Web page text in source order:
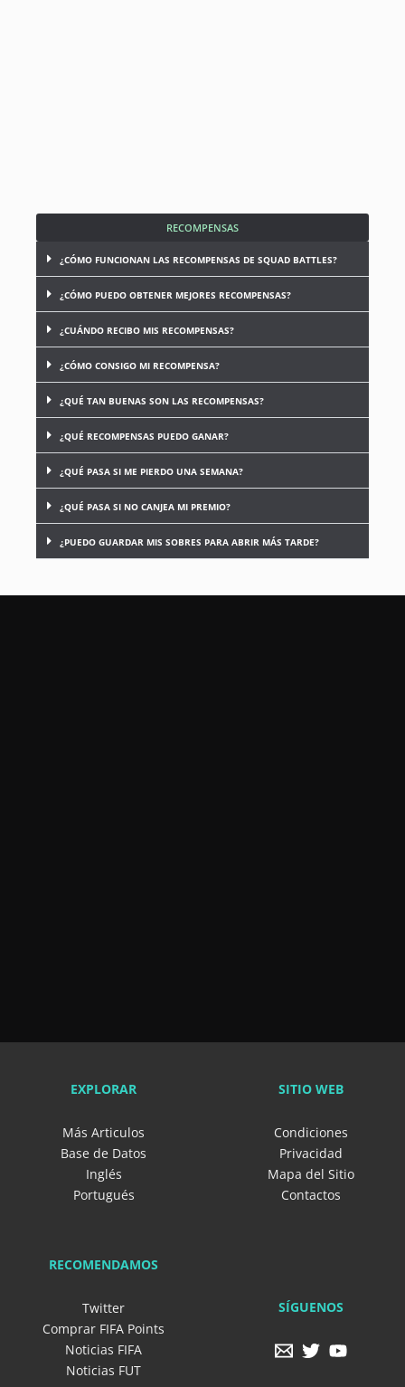
RECOMPENSAS
¿CÓMO FUNCIONAN LAS RECOMPENSAS DE SQUAD BATTLES?
¿CÓMO PUEDO OBTENER MEJORES RECOMPENSAS?
¿CUÁNDO RECIBO MIS RECOMPENSAS?
¿CÓMO CONSIGO MI RECOMPENSA?
¿QUÉ TAN BUENAS SON LAS RECOMPENSAS?
¿QUÉ RECOMPENSAS PUEDO GANAR?
¿QUÉ PASA SI ME PIERDO UNA SEMANA?
¿QUÉ PASA SI NO CANJEA MI PREMIO?
¿PUEDO GUARDAR MIS SOBRES PARA ABRIR MÁS TARDE?
EXPLORAR
Más Articulos
Base de Datos
Inglés
Portugués
SITIO WEB
Condiciones
Privacidad
Mapa del Sitio
Contactos
RECOMENDAMOS
Twitter
Comprar FIFA Points
Noticias FIFA
Noticias FUT
SÍGUENOS